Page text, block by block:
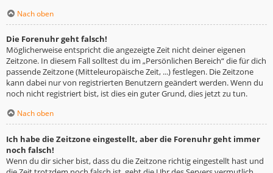
Nach oben
Die Forenuhr geht falsch!
Möglicherweise entspricht die angezeigte Zeit nicht deiner eigenen
Zeitzone. In diesem Fall solltest du im „Persönlichen Bereich“ die für dich
passende Zeitzone (Mitteleuropäische Zeit, ...) festlegen. Die Zeitzone
kann dabei nur von registrierten Benutzern geändert werden. Wenn du
noch nicht registriert bist, ist dies ein guter Grund, dies jetzt zu tun.
Nach oben
Ich habe die Zeitzone eingestellt, aber die Forenuhr geht immer
noch falsch!
Wenn du dir sicher bist, dass du die Zeitzone richtig eingestellt hast und